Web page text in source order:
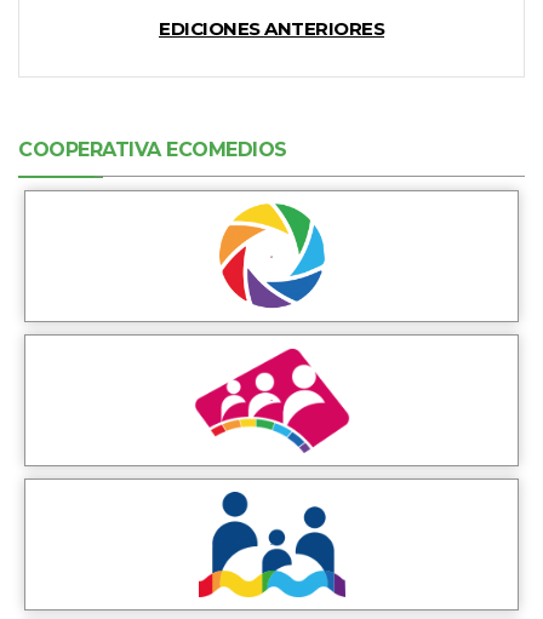
EDICIONES ANTERIORES
COOPERATIVA ECOMEDIOS